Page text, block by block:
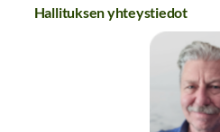
Hallituksen yhteystiedot